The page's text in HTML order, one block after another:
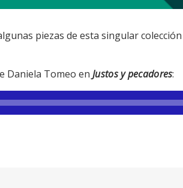
piezas de esta singular
Daniela Tomeo en Justos y pecadores: